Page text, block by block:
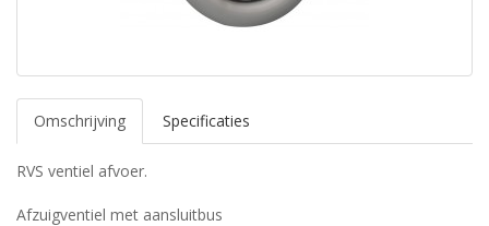
Omschrijving Specificaties
RVS ventiel afvoer.
Afzuigventiel met aansluitbus